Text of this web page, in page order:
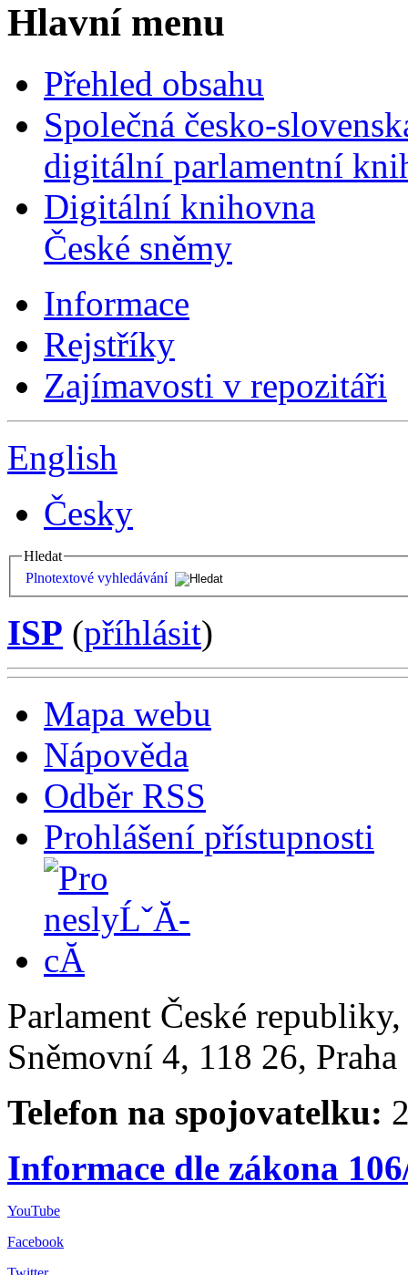
Hlavní menu
Přehled obsahu
Společná česko-
digitální parlamentní
Digitální knihovna
České sněmy
Informace
Rejstříky
Zajímavosti v repozitáři
English
Česky
Hledat
Plnotextové vyhledávání
ISP (příhlásit)
Mapa webu
Nápověda
Odběr RSS
Prohlášení přístupnosti
Parlament České
Sněmovní 4, 118 26,
Telefon na spojovatelku:
Informace dle zákona
YouTube
Facebook